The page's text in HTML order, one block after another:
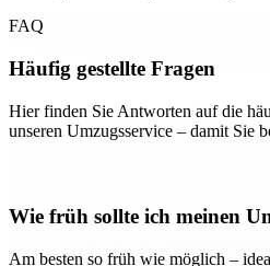
FAQ
Häufig gestellte Fragen
Hier finden Sie Antworten auf die
unseren Umzugsservice – damit Sie
Wie früh sollte ich meinen
Am besten so früh wie möglich –